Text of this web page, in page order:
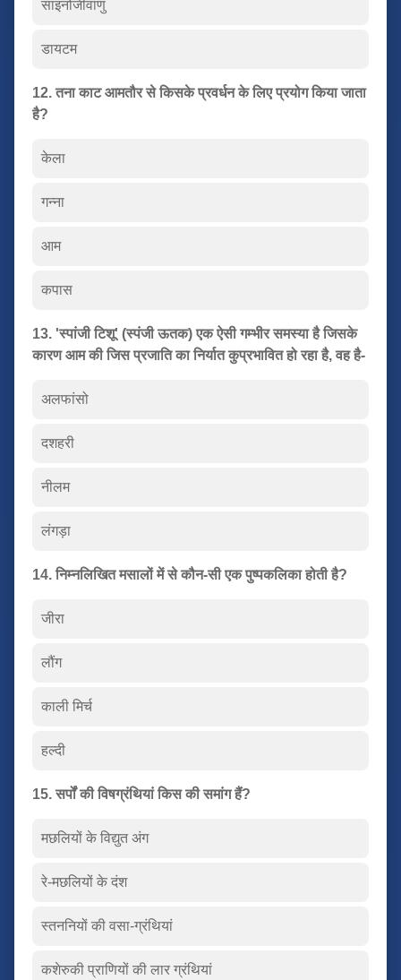
साइनोजीवाणु
डायटम
12. तना काट आमतौर से किसके प्रवर्धन के लिए प्रयोग किया जाता
है?
केला
गन्ना
आम
कपास
13. 'स्पांजी टिशू' (स्पंजी ऊतक) एक ऐसी गम्भीर समस्या है जिसके
कारण आम की जिस प्रजाति का निर्यात कुप्रभावित हो रहा है, वह है-
अलफांसो
दशहरी
नीलम
लंगड़ा
14. निम्नलिखित मसालों में से कौन-सी एक पुष्पकलिका होती है?
जीरा
लौंग
काली मिर्च
हल्दी
15. सर्पों की विषग्रंथियां किस की समांग हैं?
मछलियों के विद्युत अंग
रे-मछलियों के दंश
स्तननियों की वसा-ग्रंथियां
कशेरुकी प्राणियों की लार ग्रंथियां